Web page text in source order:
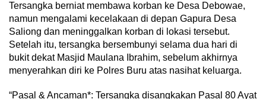
Tersangka berniat membawa korban ke Desa Debowae,
namun mengalami kecelakaan di depan Gapura Desa
Saliong dan meninggalkan korban di lokasi tersebut.
Setelah itu, tersangka bersembunyi selama dua hari di
bukit dekat Masjid Maulana Ibrahim, sebelum akhirnya
menyerahkan diri ke Polres Buru atas nasihat keluarga.
“Pasal & Ancaman*: Tersangka disangkakan Pasal 80 Ayat